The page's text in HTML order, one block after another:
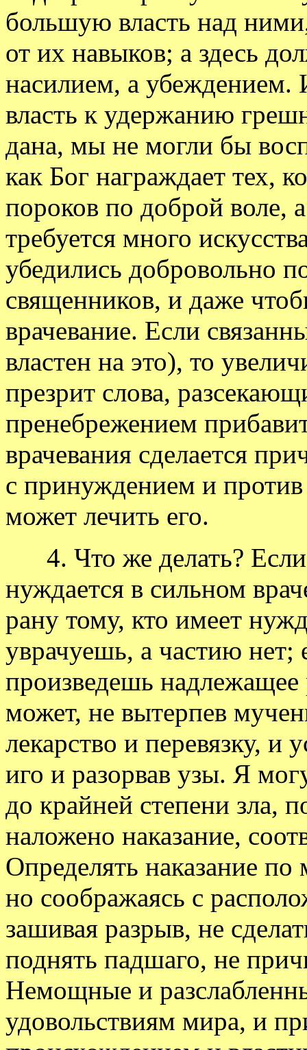
большую власть над
от их навыков; а здесь
насилием, а убеждением.
власть к удержанию
дана, мы не могли бы
как Бог награждает тех,
пороков по доброй
требуется много
убедились добровольно
священников, и даже
врачевание. Если
властен на это), то
презрит слова,
пренебрежением
врачевания сделается
с принуждением и
может лечить его.
4. Что же делать? Если
нуждается в сильном
рану тому, кто имеет
уврачуешь, а частию
произведешь надлежащее
может, не вытерпев
лекарство и перевязку, и
иго и разорвав узы. Я
до крайней степени зла,
наложено наказание,
Определять наказание
но соображаясь с
зашивая разрыв, не
поднять падшаго, не
Немощные и
удовольствиям мира, и